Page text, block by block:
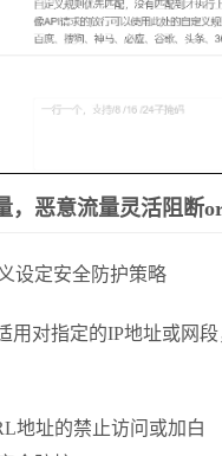
，恶意流量灵活阻断
设定安全防护策略
用对指定的IP地址或网
地址的禁止访问或加白